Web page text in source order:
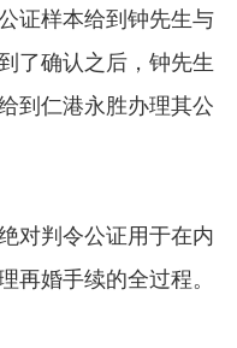
证样本给到钟先生与
了确认之后，钟先生
到仁港永胜办理其公
对判令公证用于在内
再婚手续的全过程。